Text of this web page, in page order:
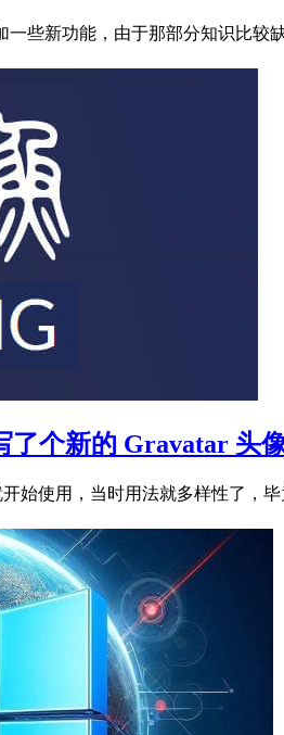
些新功能，由于那部分知识比较
个新的 Gravatar 头
开始使用，当时用法就多样性了